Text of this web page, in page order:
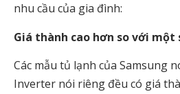
nhu cầu của gia đình:
Giá thành cao hơn so với
Các mẫu tủ lạnh của Samsung
Inverter nói riêng đều có giá